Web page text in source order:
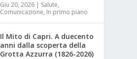
Giu 20, 2026 | Salute,
Comunicazione, In primo piano
Il Mito di Capri. A duecento
anni dalla scoperta della
Grotta Azzurra (1826-2026)